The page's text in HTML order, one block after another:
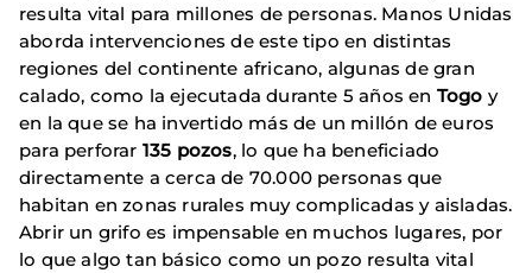
resulta vital para millones de personas. Manos Unidas
aborda intervenciones de este tipo en distintas
regiones del continente africano, algunas de gran
calado, como la ejecutada durante 5 años en Togo y
en la que se ha invertido más de un millón de euros
para perforar 135 pozos, lo que ha beneficiado
directamente a cerca de 70.000 personas que
habitan en zonas rurales muy complicadas y aisladas.
Abrir un grifo es impensable en muchos lugares, por
lo que algo tan básico como un pozo resulta vital